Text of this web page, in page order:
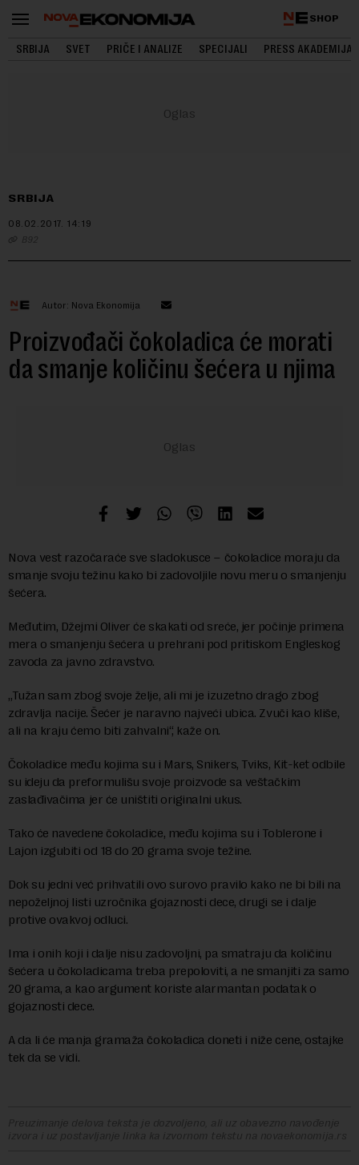
SHOP
SRBIJA SVET PRIČE I ANALIZE SPECIJALI PRESS AKADEMIJA
SRBIJA
08.02.2017. 14:19
B92
Autor: Nova Ekonomija
Proizvođači čokoladica će morati
da smanje količinu šećera u njima
Nova vest razočaraće sve sladokusce – čokoladice moraju da
smanje svoju težinu kako bi zadovoljile novu meru o smanjenju
šećera.
Međutim, Džejmi Oliver će skakati od sreće, jer počinje primena
mera o smanjenju šećera u prehrani pod pritiskom Engleskog
zavoda za javno zdravstvo.
„Tužan sam zbog svoje želje, ali mi je izuzetno drago zbog
zdravlja nacije. Šećer je naravno najveći ubica. Zvuči kao kliše,
ali na kraju ćemo biti zahvalni“, kaže on.
Čokoladice među kojima su i Mars, Snikers, Tviks, Kit-ket odbile
su ideju da preformulišu svoje proizvode sa veštačkim
zaslađivačima jer će uništiti originalni ukus.
Tako će navedene čokoladice, među kojima su i Toblerone i
Lajon izgubiti od 18 do 20 grama svoje težine.
Dok su jedni već prihvatili ovo surovo pravilo kako ne bi bili na
nepoželjnoj listi uzročnika gojaznosti dece, drugi se i dalje
protive ovakvoj odluci.
Ima i onih koji i dalje nisu zadovoljni, pa smatraju da količinu
šećera u čokoladicama treba prepoloviti, a ne smanjiti za samo
20 grama, a kao argument koriste alarmantan podatak o
gojaznosti dece.
A da li će manja gramaža čokoladica doneti i niže cene, ostajke
tek da se vidi.
Preuzimanje delova teksta je dozvoljeno, ali uz obavezno navođenje
izvora i uz postavljanje linka ka izvornom tekstu na novaekonomija.rs